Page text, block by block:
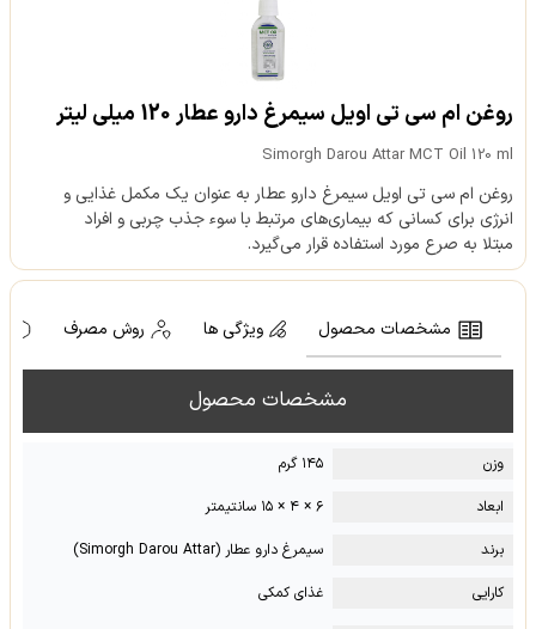
روغن ام سی تی اویل سیمرغ دارو عطار 120 میلی لیتر
Simorgh Darou Attar MCT Oil 120 ml
روغن ام سی تی اویل سیمرغ دارو عطار به عنوان یک مکمل غذایی و
انرژی برای کسانی که بیماری‌های مرتبط با سوء جذب چربی و افراد
مبتلا به صرع مورد استفاده قرار می‌گیرد.
مشخصات محصول ویژگی ها روش مصرف
مشخصات محصول
وزن
۱۴۵ گرم
ابعاد
۶ × ۴ × ۱۵ سانتیمتر
برند
سیمرغ دارو عطار (Simorgh Darou Attar)
کارایی
غذای کمکی